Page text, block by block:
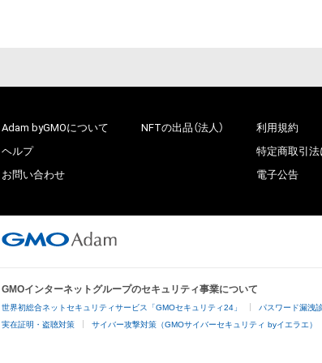
Adam byGMOについて
ヘルプ
お問い合わせ
NFTの出品（法人）
利用規約
特定商取引
電子公告
GMOインターネットグループのセキュリティ事業について
世界初総合ネットセキュリティサービス「GMOセキュリティ24」 パスワード漏洩
実在証明・盗聴対策 サイバー攻撃対策（GMOサイバーセキュリティ byイエラエ）